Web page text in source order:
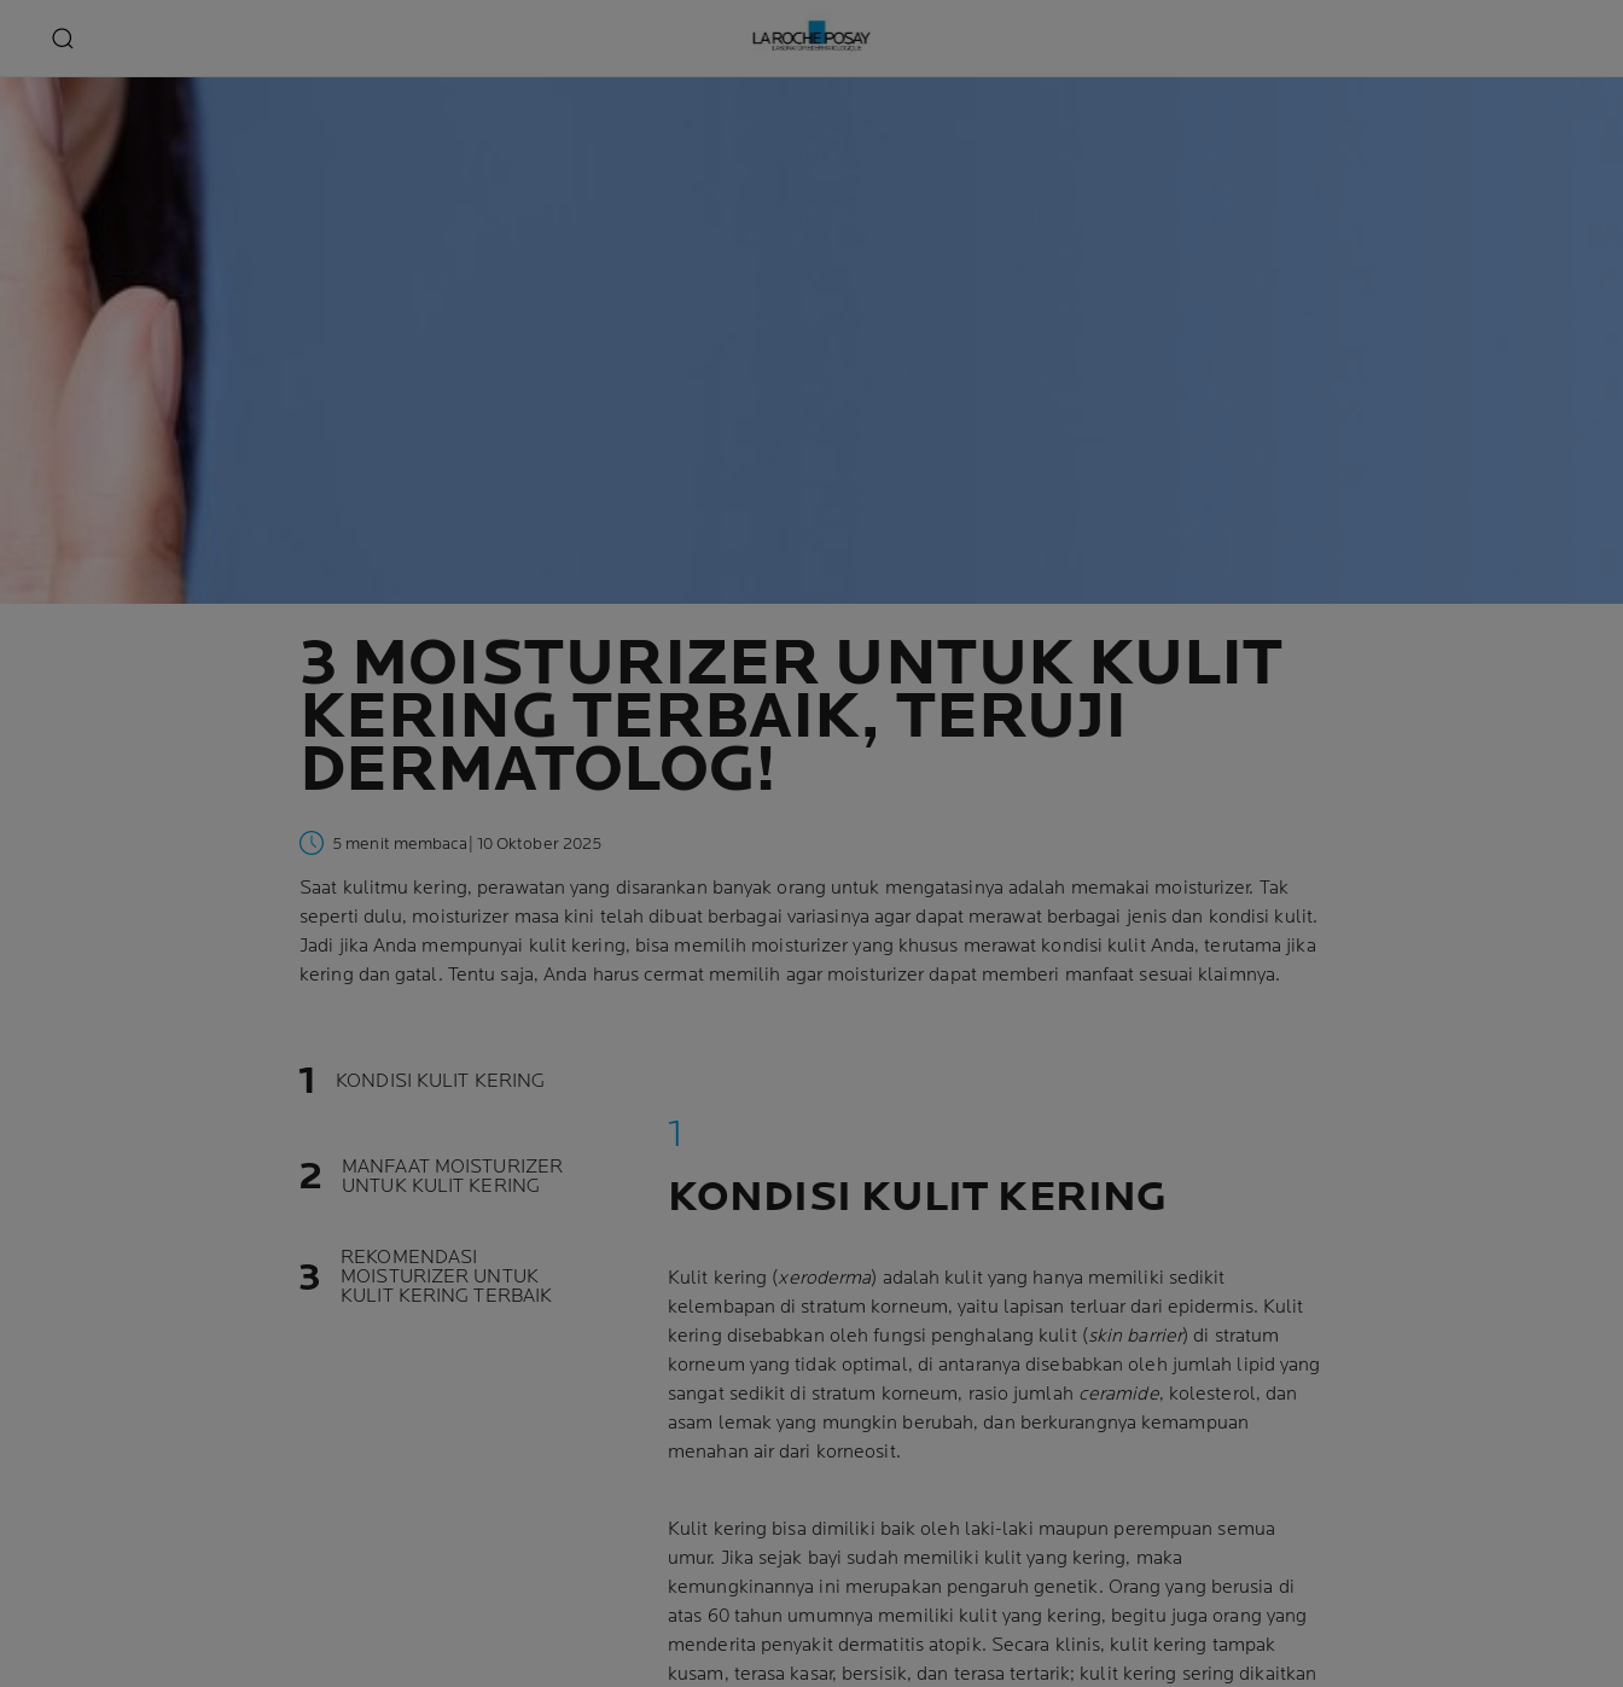
3 MOISTURIZER UNTUK KULIT
KERING TERBAIK, TERUJI
DERMATOLOG!
5 menit membaca | 10 Oktober 2025
Saat kulitmu kering, perawatan yang disarankan banyak orang untuk mengatasinya adalah memakai moisturizer. Tak
seperti dulu, moisturizer masa kini telah dibuat berbagai variasinya agar dapat merawat berbagai jenis dan kondisi kulit.
Jadi jika Anda mempunyai kulit kering, bisa memilih moisturizer yang khusus merawat kondisi kulit Anda, terutama jika
kering dan gatal. Tentu saja, Anda harus cermat memilih agar moisturizer dapat memberi manfaat sesuai klaimnya.
KONDISI KULIT KERING
MANFAAT MOISTURIZER
UNTUK KULIT KERING
REKOMENDASI
MOISTURIZER UNTUK
KULIT KERING TERBAIK
KONDISI KULIT KERING
Kulit kering (xeroderma) adalah kulit yang hanya memiliki sedikit
kelembapan di stratum korneum, yaitu lapisan terluar dari epidermis. Kulit
kering disebabkan oleh fungsi penghalang kulit (skin barrier) di stratum
korneum yang tidak optimal, di antaranya disebabkan oleh jumlah lipid yang
sangat sedikit di stratum korneum, rasio jumlah ceramide, kolesterol, dan
asam lemak yang mungkin berubah, dan berkurangnya kemampuan
menahan air dari korneosit.
Kulit kering bisa dimiliki baik oleh laki-laki maupun perempuan semua
umur. Jika sejak bayi sudah memiliki kulit yang kering, maka
kemungkinannya ini merupakan pengaruh genetik. Orang yang berusia di
atas 60 tahun umumnya memiliki kulit yang kering, begitu juga orang yang
menderita penyakit dermatitis atopik. Secara klinis, kulit kering tampak
kusam, terasa kasar, bersisik, dan terasa tertarik; kulit kering sering dikaitkan